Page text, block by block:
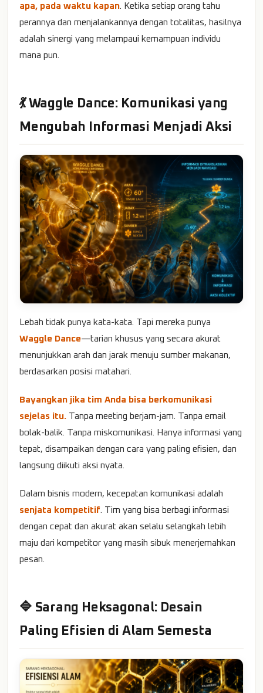
apa, pada waktu kapan . Ketika setiap orang tahu
perannya dan menjalankannya dengan totalitas, hasilnya
adalah sinergi yang melampaui kemampuan individu
mana pun.
💃 Waggle Dance: Komunikasi yang
Mengubah Informasi Menjadi Aksi
Lebah tidak punya kata-kata. Tapi mereka punya
Waggle Dance—tarian khusus yang secara akurat
menunjukkan arah dan jarak menuju sumber makanan,
berdasarkan posisi matahari.
Bayangkan jika tim Anda bisa berkomunikasi
sejelas itu. Tanpa meeting berjam-jam. Tanpa email
bolak-balik. Tanpa miskomunikasi. Hanya informasi yang
tepat, disampaikan dengan cara yang paling efisien, dan
langsung diikuti aksi nyata.
Dalam bisnis modern, kecepatan komunikasi adalah
senjata kompetitif . Tim yang bisa berbagi informasi
dengan cepat dan akurat akan selalu selangkah lebih
maju dari kompetitor yang masih sibuk menerjemahkan
pesan.
🔷 Sarang Heksagonal: Desain
Paling Efisien di Alam Semesta